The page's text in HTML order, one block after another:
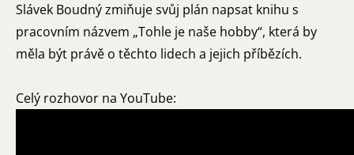
Slávek Boudný zmiňuje svůj plán napsat knihu s
pracovním názvem „Tohle je naše hobby“, která by
měla být právě o těchto lidech a jejich příbězích.
Celý rozhovor na YouTube: